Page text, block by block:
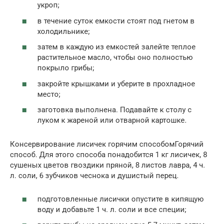
укроп;
в течение суток емкости стоят под гнетом в
холодильнике;
затем в каждую из емкостей залейте теплое
растительное масло, чтобы оно полностью
покрыло грибы;
закройте крышками и уберите в прохладное
место;
заготовка выполнена. Подавайте к столу с
луком к жареной или отварной картошке.
Консервирование лисичек горячим способомГорячий
способ. Для этого способа понадобится 1 кг лисичек, 8
сушеных цветов гвоздики пряной, 8 листов лавра, 4 ч.
л. соли, 6 зубчиков чеснока и душистый перец.
подготовленные лисички опустите в кипящую
воду и добавьте 1 ч. л. соли и все специи;